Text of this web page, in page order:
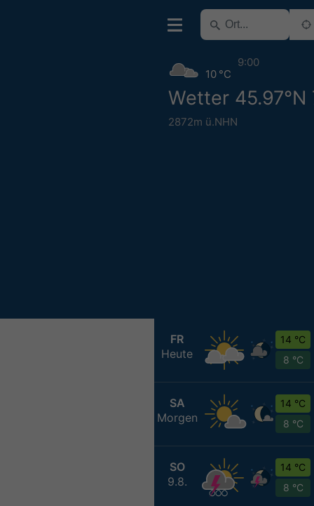
Wetter 45.97°N
2872m ü.NHN
10 °C
9:00
FR
Heute
14 °C
8 °C
SA
Morgen
14 °C
8 °C
SO
9.8.
14 °C
8 °C